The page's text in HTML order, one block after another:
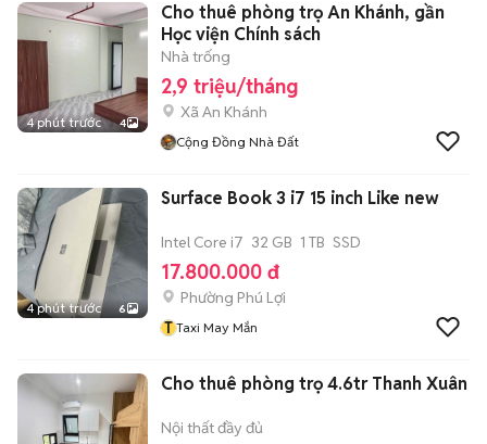
4 phút trước 4
Cho thuê phòng trọ An Khánh, gần
Học viện Chính sách
Nhà trống
2,9 triệu/tháng
Xã An Khánh
Cộng Đồng Nhà Đất
4 phút trước 6
Surface Book 3 i7 15 inch Like new
Intel Core i7 32 GB 1 TB SSD
17.800.000 đ
Phường Phú Lợi
T Taxi May Mắn
Cho thuê phòng trọ 4.6tr Thanh Xuân
Nội thất đầy đủ